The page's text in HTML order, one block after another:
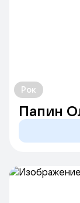
Рок
Папин